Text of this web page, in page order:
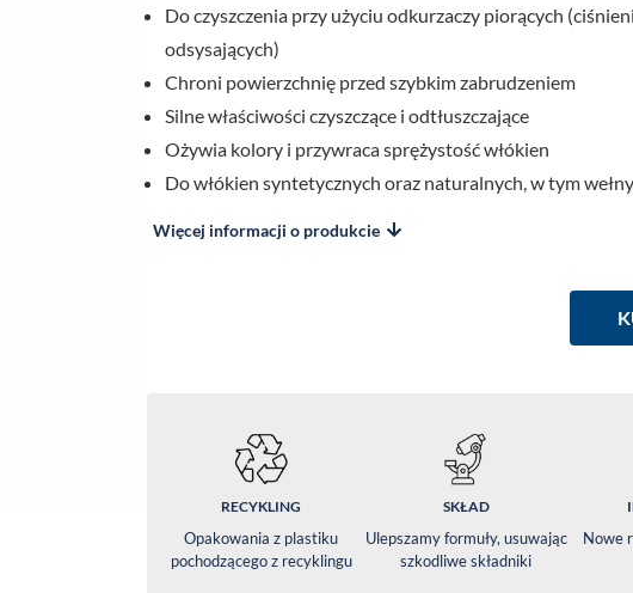
Do czyszczenia przy użyciu odkurzaczy piorących
odsysających)
Chroni powierzchnię przed szybkim zabrudzeniem
Silne właściwości czyszczące i odtłuszczające
Ożywia kolory i przywraca sprężystość włókien
Do włókien syntetycznych oraz naturalnych, w tym wełny
Więcej informacji o produkcie
RECYKLING
Opakowania z plastiku
pochodzącego z recyklingu
SKŁAD
Ulepszamy formuły, usuwając
szkodliwe składniki
Nowe